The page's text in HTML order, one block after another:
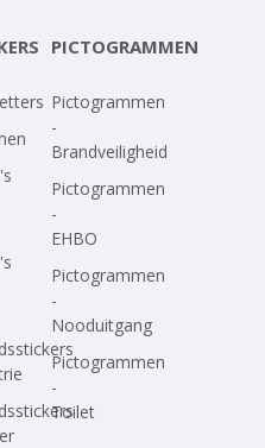
PICTOGRAMMEN
Pictogrammen
-
Brandveiligheid
Pictogrammen
-
EHBO
Pictogrammen
-
Nooduitgang
Pictogrammen
-
Toilet